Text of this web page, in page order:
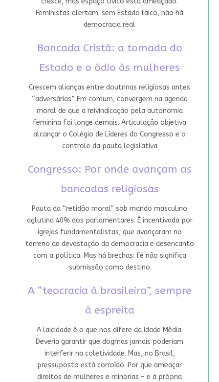
Feministas alertam: sem Estado laico, não há
democracia real
Bancada Cristã: a tomada do
Estado e o ódio às mulheres
Crescem alianças entre doutrinas religiosas antes
“adversárias”. Em comum, convergem na agenda
moral de que a reivindicação pela autonomia
feminina foi longe demais. Articulação objetiva
alcançar o Colégio de Líderes do Congresso e o
controle da pauta legislativa
Congresso: Por onde avançam as
bancadas religiosas
Pauta da “retidão moral” sob mando masculino
aglutina 40% dos parlamentares. É incentivada por
igrejas fundamentalistas, que avançaram no
terreno de devastação da democracia e desencanto
com a política. Mas há brechas: fé não significa
submissão como destino
A “teocracia à brasileira”, sempre
à espreita
A laicidade é o que nos difere da Idade Média.
Deveria garantir que dogmas jamais poderiam
interferir na coletividade. Mas, no Brasil,
pressuposto está corroído. Por que ameaçar
direitos de mulheres e minorias – e à própria